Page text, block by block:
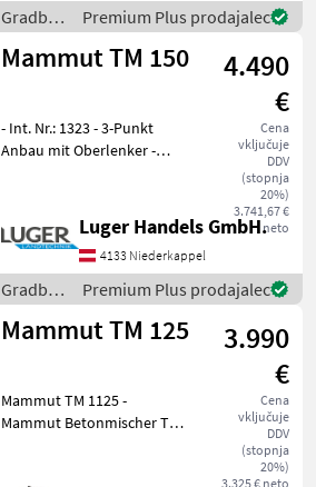
Staplereinschub -
Gradbeni
stroji /
Mammut
Premium Plus prodajalec
Mammut TM 150
4.490
€
Cena
vključuje
DDV
(stopnja
20%)
3.741,67 €
neto
- Int. Nr.: 1323 - 3-Punkt
Anbau mit Oberlenker -
Schutzgitter -
Traktorschutzblech -
Sackaufreiser -
Staplereinschub
Luger Handels GmbH.
4133 Niederkappel
Gradbeni
stroji /
Mammut
Premium Plus prodajalec
Mammut TM 125
3.990
€
Cena
vključuje
DDV
(stopnja
20%)
3.325 € neto
Mammut TM 1125 -
Mammut Betonmischer TM